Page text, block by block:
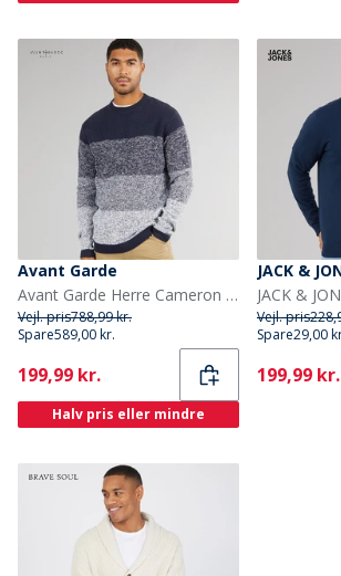
Avant Garde
Avant Garde Herre Cameron Rundhals Trøje Blå
Vejl. pris788,99 kr.
Spare589,00 kr.
Current
199,99 kr.
Halv pris eller mindre
JACK &
Vejl. pris
Spare29,00
Current
199,99 kr.